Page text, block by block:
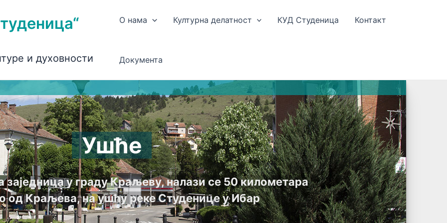
и духовности
О нама Културна делатност КУД Студеница Контакт
Документа
Ушће
заједница у граду Краљеву, налази се 50 километара
од Краљева, на ушћу реке Студенице у Ибар